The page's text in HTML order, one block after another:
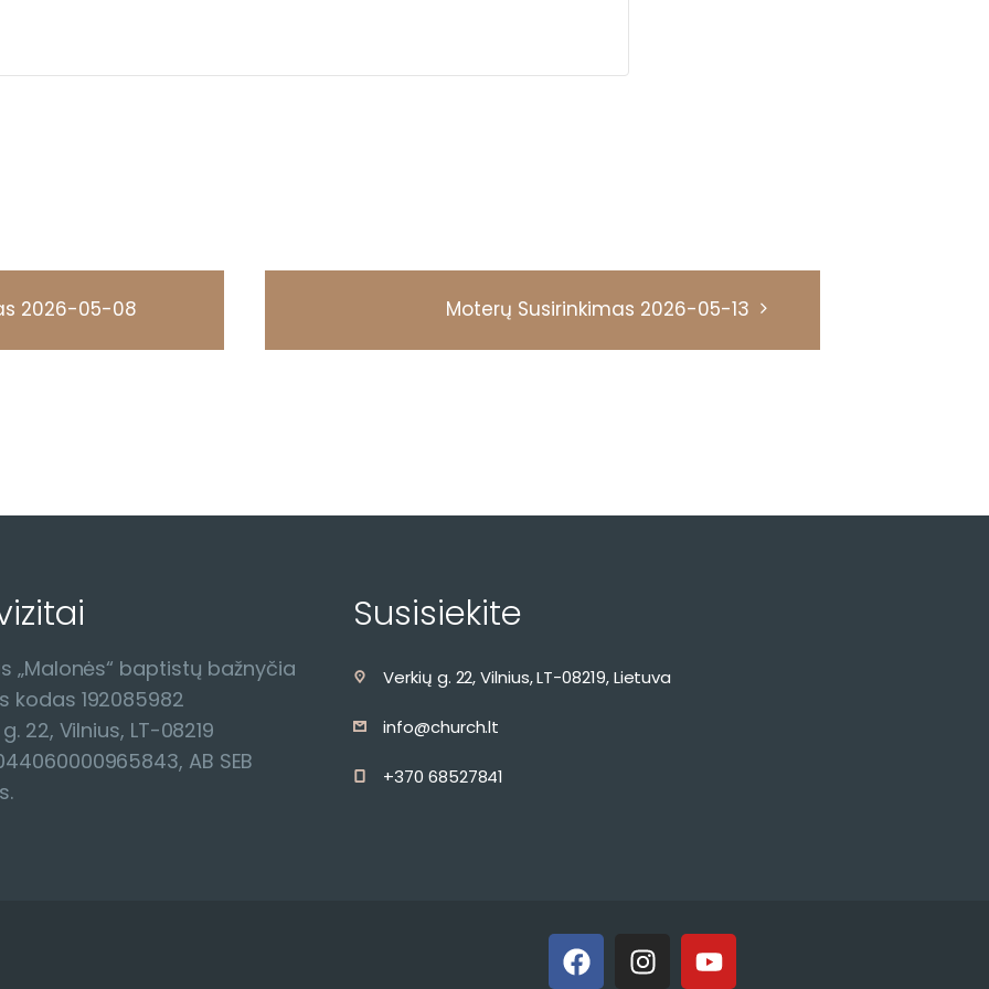
2026-05-08 Moterų Susirinkimas 2026-05-13
„Malonės“ baptistų bažnyčia
kodas 192085982
22, Vilnius, LT-08219
AB SEB
Susisiekite
Verkių g. 22, Vilnius, LT-08219, Lietuva
info@church.lt
+370 68527841